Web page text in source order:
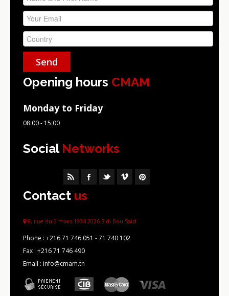
Opening hours CMAM
Monday to Friday
08:00 - 15:00
Social Networks
Contact us
8, rue du 2 mars 1934 2026 Sidi Bou Saïd
Phone : +216 71 746 051 - 71 740 102
Fax : +216 71 746 490
Email : info@cmam.tn